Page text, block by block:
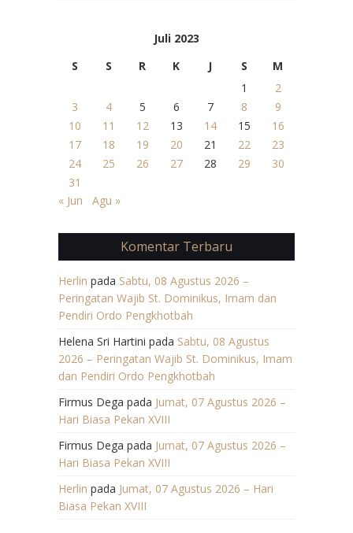
Juli 2023
S
S R K J S
M
1
2
3
4 5 6 7 8
9
10
11 12 13 14 15
16
17
18 19 20 21 22
23
24
25 26 27 28 29
30
31
« Jun
Agu »
Komentar Terbaru
Herlin pada Sabtu, 08 Agustus 2026 –
Peringatan Wajib St. Dominikus, Imam dan
Pendiri Ordo Pengkhotbah
Helena Sri Hartini pada Sabtu, 08 Agustus
2026 – Peringatan Wajib St. Dominikus, Imam
dan Pendiri Ordo Pengkhotbah
Firmus Dega pada Jumat, 07 Agustus 2026 –
Hari Biasa Pekan XVIII
Firmus Dega pada Jumat, 07 Agustus 2026 –
Hari Biasa Pekan XVIII
Herlin pada Jumat, 07 Agustus 2026 – Hari
Biasa Pekan XVIII